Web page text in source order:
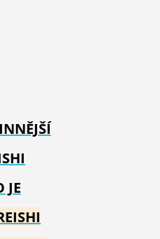
JE
HI